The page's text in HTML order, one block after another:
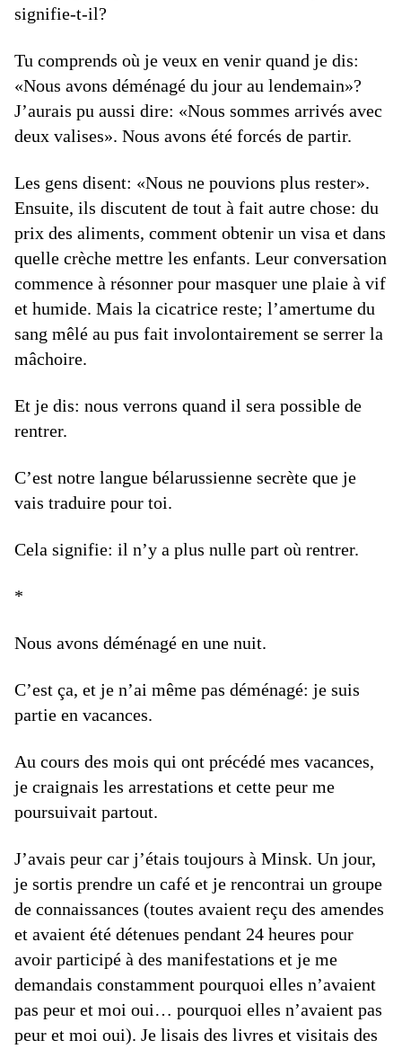
signifie-t-il?
Tu comprends où je veux en venir quand je dis:
«Nous avons déménagé du jour au lendemain»?
J’aurais pu aussi dire: «Nous sommes arrivés avec
deux valises». Nous avons été forcés de partir.
Les gens disent: «Nous ne pouvions plus rester».
Ensuite, ils discutent de tout à fait autre chose: du
prix des aliments, comment obtenir un visa et dans
quelle crèche mettre les enfants. Leur conversation
commence à résonner pour masquer une plaie à vif
et humide. Mais la cicatrice reste; l’amertume du
sang mêlé au pus fait involontairement se serrer la
mâchoire.
Et je dis: nous verrons quand il sera possible de
rentrer.
C’est notre langue bélarussienne secrète que je
vais traduire pour toi.
Cela signifie: il n’y a plus nulle part où rentrer.
*
Nous avons déménagé en une nuit.
C’est ça, et je n’ai même pas déménagé: je suis
partie en vacances.
Au cours des mois qui ont précédé mes vacances,
je craignais les arrestations et cette peur me
poursuivait partout.
J’avais peur car j’étais toujours à Minsk. Un jour,
je sortis prendre un café et je rencontrai un groupe
de connaissances (toutes avaient reçu des amendes
et avaient été détenues pendant 24 heures pour
avoir participé à des manifestations et je me
demandais constamment pourquoi elles n’avaient
pas peur et moi oui… pourquoi elles n’avaient pas
peur et moi oui). Je lisais des livres et visitais des